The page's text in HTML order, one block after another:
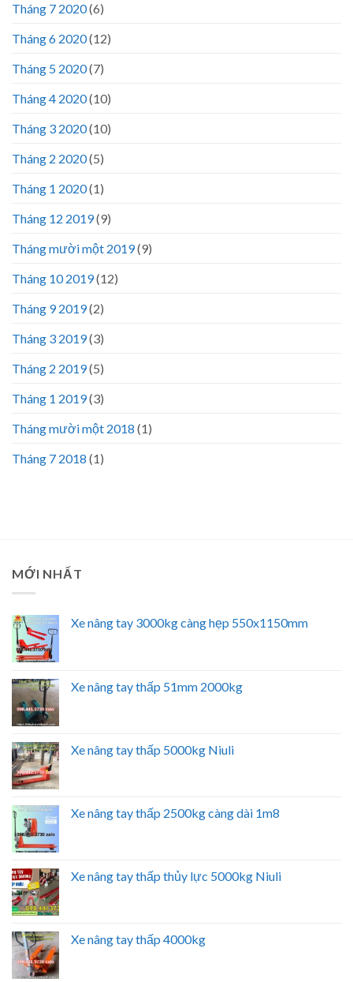
Tháng 7 2020(6)
Tháng 6 2020(12)
Tháng 5 2020(7)
Tháng 4 2020(10)
Tháng 3 2020(10)
Tháng 2 2020(5)
Tháng 1 2020(1)
Tháng 12 2019(9)
Tháng mười một 2019(9)
Tháng 10 2019(12)
Tháng 9 2019(2)
Tháng 3 2019(3)
Tháng 2 2019(5)
Tháng 1 2019(3)
Tháng mười một 2018 (1)
Tháng 7 2018 (1)
MỚI NHẤT
Xe nâng tay 3000kg càng hẹp 550x1150mm
Xe nâng tay thấp 51mm 2000kg
Xe nâng tay thấp 5000kg Niuli
Xe nâng tay thấp 2500kg càng dài 1m8
Xe nâng tay thấp thủy lực 5000kg Niuli
Xe nâng tay thấp 4000kg